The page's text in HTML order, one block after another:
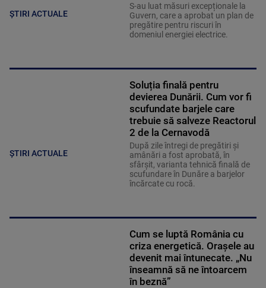
ȘTIRI ACTUALE
S-au luat măsuri excepționale la
Guvern, care a aprobat un plan de
pregătire pentru riscuri în
domeniul energiei electrice.
ȘTIRI ACTUALE
Soluția finală pentru
devierea Dunării. Cum vor fi
scufundate barjele care
trebuie să salveze Reactorul
2 de la Cernavodă
După zile întregi de pregătiri și
amânări a fost aprobată, în
sfârșit, varianta tehnică finală de
scufundare în Dunăre a barjelor
încărcate cu rocă.
Cum se luptă România cu
criza energetică. Orașele au
devenit mai întunecate. „Nu
înseamnă să ne întoarcem
în beznă”